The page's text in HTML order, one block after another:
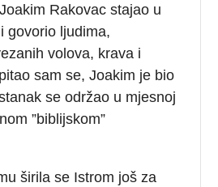
Rakovac stajao u
govorio ljudima,
volova, krava i
sam se, Joakim je bio
se održao u mjesnoj
”biblijskom”
širila se Istrom još za